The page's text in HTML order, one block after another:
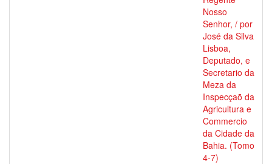
Nosso
Senhor, / por
José da Silva
Lisboa,
Deputado, e
Secretario da
Meza da
Inspecçaõ da
Agricultura e
Commercio
da Cidade da
Bahia. (Tomo
4-7)